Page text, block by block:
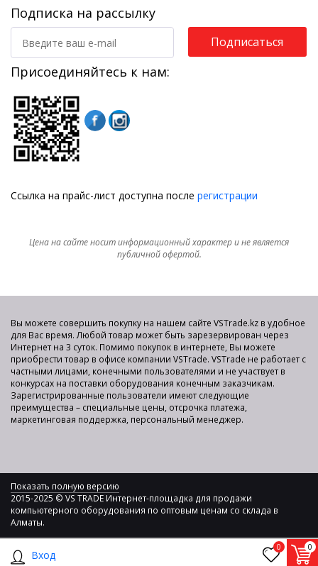
Вход
0 0
Подписка на рассылку
Подписаться
Присоединяйтесь к нам:
Ссылка на прайс-лист доступна после регистрации
Цена на сайте носит информационный характер и не является
публичной офертой.
Вы можете совершить покупку на нашем сайте VSTrade.kz в удобное
для Вас время. Любой товар может быть зарезервирован через
Интернет на 3 суток. Помимо покупок в интернете, Вы можете
приобрести товар в офисе компании VSTrade. VSTrade не работает с
частными лицами, конечными пользователями и не участвует в
конкурсах на поставки оборудования конечным заказчикам.
Зарегистрированные пользователи имеют следующие
преимущества – специальные цены, отсрочка платежа,
маркетинговая поддержка, персональный менеджер.
Показать полную версию
2015-2025 © VS TRADE Интернет-площадка для продажи
компьютерного оборудования по оптовым ценам со склада в
Алматы.